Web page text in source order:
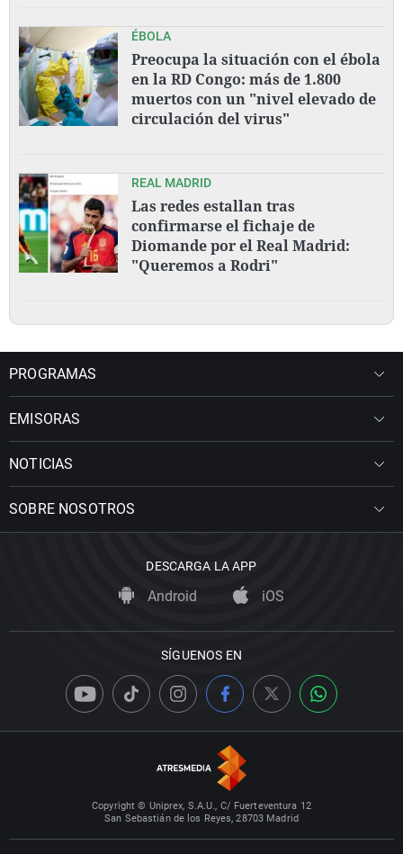
ÉBOLA
Preocupa la situación con el ébola
en la RD Congo: más de 1.800
muertos con un "nivel elevado de
circulación del virus"
REAL MADRID
Las redes estallan tras
confirmarse el fichaje de
Diomande por el Real Madrid:
"Queremos a Rodri"
PROGRAMAS
EMISORAS
NOTICIAS
SOBRE NOSOTROS
DESCARGA LA APP
Android iOS
SÍGUENOS EN
Copyright © Uniprex, S.A.U., C/ Fuerteventura 12
San Sebastián de los Reyes, 28703 Madrid